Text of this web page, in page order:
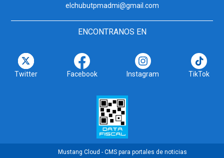
elchubutpmadmi@gmail.com
ENCONTRANOS EN
Twitter Facebook Instagram TikTok
Mustang Cloud - CMS para portales de noticias